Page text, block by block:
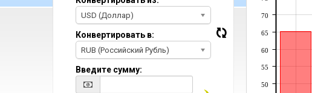
50
55
60
65
70
USD (Доллар)
Конвертировать в:
RUB (Российский Рубль)
Введите сумму: